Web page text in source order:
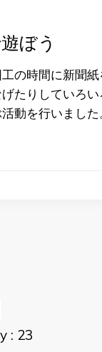
ぼう
の時間に新聞紙
たりしていろ
動を行いまし
: 23